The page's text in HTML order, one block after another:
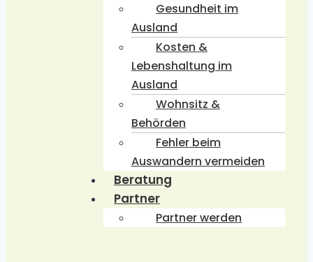
Gesundheit im
Ausland
Kosten &
Lebenshaltung im
Ausland
Wohnsitz &
Behörden
Fehler beim
Auswandern vermeiden
Beratung
Partner
Partner werden